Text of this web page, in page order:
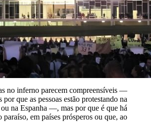
no inferno parecem compreensíveis —
por que as pessoas estão protestando na
na Espanha —, mas por que é que há
paraíso, em países prósperos ou que, ao